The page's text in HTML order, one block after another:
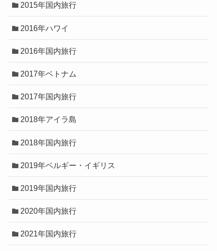
2015年国内旅行
2016年ハワイ
2016年国内旅行
2017年ベトナム
2017年国内旅行
2018年アイラ島
2018年国内旅行
2019年ベルギー・イギリス
2019年国内旅行
2020年国内旅行
2021年国内旅行